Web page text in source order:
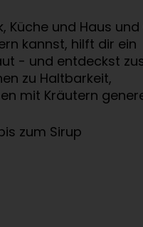
Küche und Haus
kannst, hilft dir ein
- und entdeckst
zu Haltbarkeit,
mit Kräutern
zum Sirup